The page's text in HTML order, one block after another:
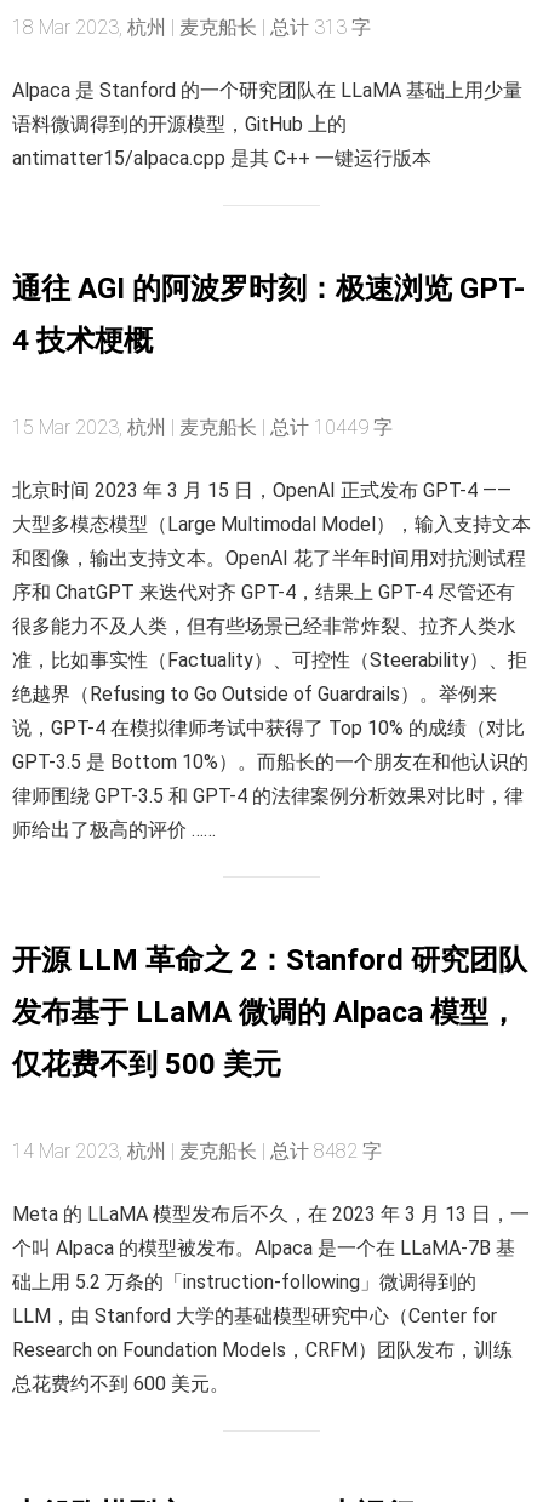
18 Mar 2023, 杭州 | 麦克船长 | 总计 313 字
Alpaca 是 Stanford 的一个研究团队在 LLaMA 基础上用少量
语料微调得到的开源模型，GitHub 上的
antimatter15/alpaca.cpp 是其 C++ 一键运行版本
通往 AGI 的阿波罗时刻：极速浏览 GPT-
4 技术梗概
15 Mar 2023, 杭州 | 麦克船长 | 总计 10449 字
北京时间 2023 年 3 月 15 日，OpenAI 正式发布 GPT-4 ——
大型多模态模型（Large Multimodal Model），输入支持文本
和图像，输出支持文本。OpenAI 花了半年时间用对抗测试程
序和 ChatGPT 来迭代对齐 GPT-4，结果上 GPT-4 尽管还有
很多能力不及人类，但有些场景已经非常炸裂、拉齐人类水
准，比如事实性（Factuality）、可控性（Steerability）、拒
绝越界（Refusing to Go Outside of Guardrails）。举例来
说，GPT-4 在模拟律师考试中获得了 Top 10% 的成绩（对比
GPT-3.5 是 Bottom 10%）。而船长的一个朋友在和他认识的
律师围绕 GPT-3.5 和 GPT-4 的法律案例分析效果对比时，律
师给出了极高的评价 ……
开源 LLM 革命之 2：Stanford 研究团队
发布基于 LLaMA 微调的 Alpaca 模型，
仅花费不到 500 美元
14 Mar 2023, 杭州 | 麦克船长 | 总计 8482 字
Meta 的 LLaMA 模型发布后不久，在 2023 年 3 月 13 日，一
个叫 Alpaca 的模型被发布。Alpaca 是一个在 LLaMA-7B 基
础上用 5.2 万条的「instruction-following」微调得到的
LLM，由 Stanford 大学的基础模型研究中心（Center for
Research on Foundation Models，CRFM）团队发布，训练
总花费约不到 600 美元。